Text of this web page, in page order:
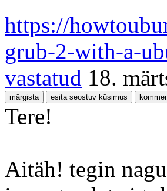
https://
grub-2-with-a-
vastatud 18.
Tere!
Aitäh! tegin